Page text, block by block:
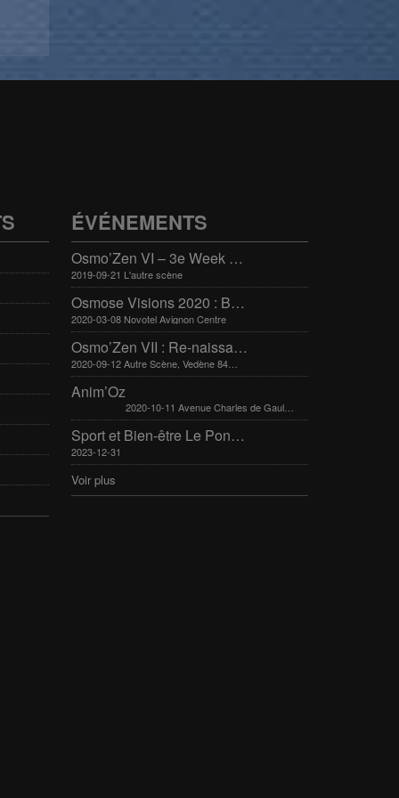
ÉVÉNEMENTS
Osmo’Zen VI – 3e Week end international du bien-être
2019-09-21 L'autre scène
Osmose Visions 2020 : Bien-être et arts divinatoires
2020-03-08 Novotel Avignon Centre
Osmo’Zen VII : Re-naissance
2020-09-12 Autre Scène, Vedène 84270
Anim’Oz
2020-10-11 Avenue Charles de Gaulle 30400 Villeneuve-Lès-Avignon
Sport et Bien-être Le Pontet 16-17 mars 2024
2023-12-31
Voir plus